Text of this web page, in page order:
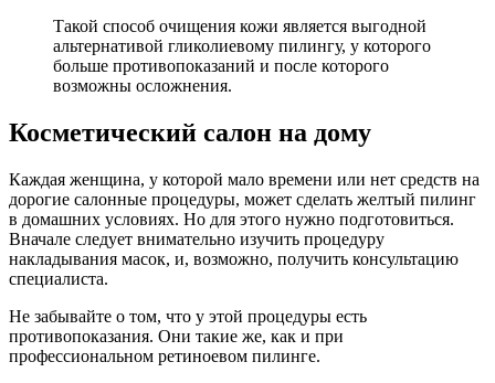
Такой способ очищения кожи является выгодной
альтернативой гликолиевому пилингу, у которого
больше противопоказаний и после которого
возможны осложнения.
Косметический салон на дому
Каждая женщина, у которой мало времени или нет средств на
дорогие салонные процедуры, может сделать желтый пилинг
в домашних условиях. Но для этого нужно подготовиться.
Вначале следует внимательно изучить процедуру
накладывания масок, и, возможно, получить консультацию
специалиста.
Не забывайте о том, что у этой процедуры есть
противопоказания. Они такие же, как и при
профессиональном ретиноевом пилинге.